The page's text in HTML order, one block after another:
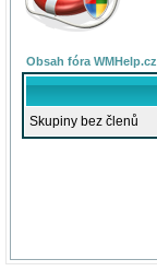
Obsah fóra WMHelp.cz
Skupiny bez členů